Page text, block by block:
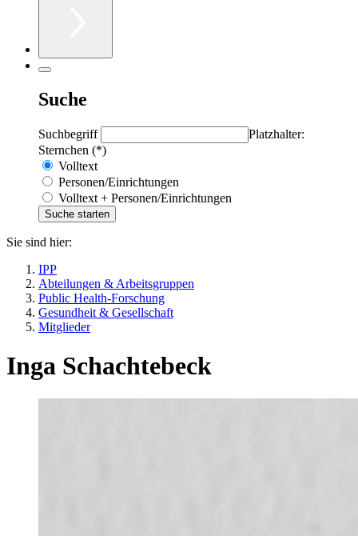
Suche
Suchbegriff
Platzhalter:
Sternchen (*)
Volltext
Personen/Einrichtungen
Volltext + Personen/Einrichtungen
Sie sind hier:
IPP
Abteilungen & Arbeitsgruppen
Public Health-Forschung
Gesundheit & Gesellschaft
Mitglieder
Inga Schachtebeck